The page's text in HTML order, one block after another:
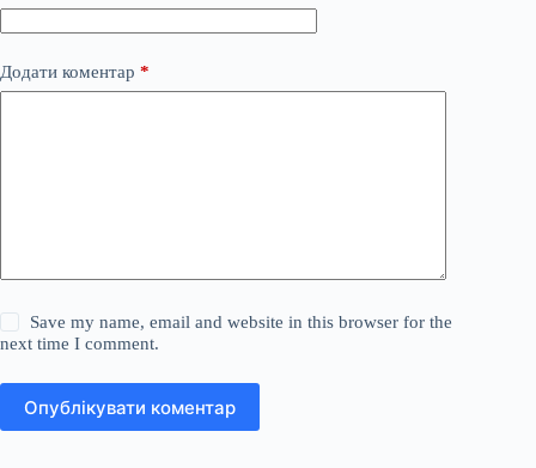
Додати коментар *
Save my name, email and website in this browser for the
next time I comment.
Опублікувати коментар